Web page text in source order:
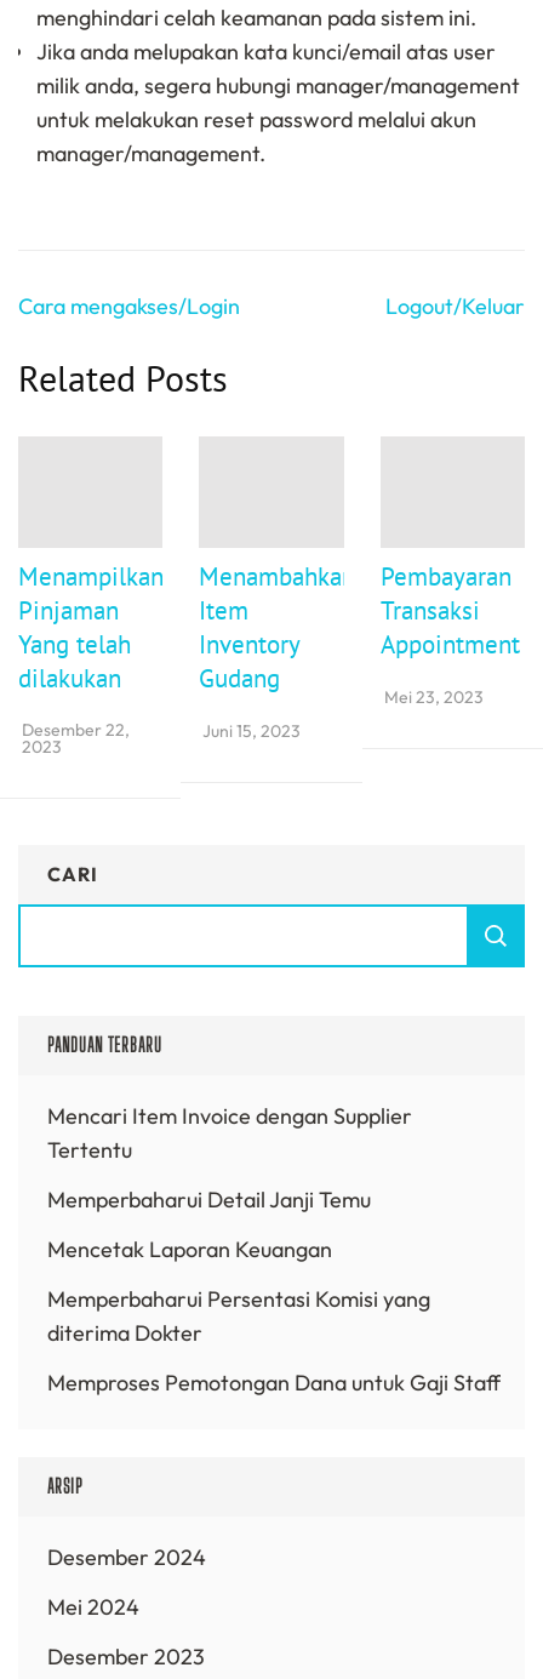
menghindari celah keamanan pada sistem ini.
Jika anda melupakan kata kunci/email atas user
milik anda, segera hubungi manager/management
untuk melakukan reset password melalui akun
manager/management.
Navigasi
Cara mengakses/Login Logout/Keluar
Related Posts
Menampilkan
Pinjaman
Yang telah
dilakukan
Desember 22,
2023
Menambahkan
Item
Inventory
Gudang
Juni 15, 2023
Pembayaran
Transaksi
Appointment
Mei 23, 2023
CARI
PANDUAN TERBARU
Mencari Item Invoice dengan Supplier
Tertentu
Memperbaharui Detail Janji Temu
Mencetak Laporan Keuangan
Memperbaharui Persentasi Komisi yang
diterima Dokter
Memproses Pemotongan Dana untuk Gaji Staff
ARSIP
Desember 2024
Mei 2024
Desember 2023